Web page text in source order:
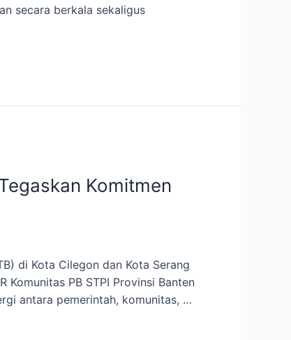
secara berkala sekaligus
Komitmen
di Kota Cilegon dan Kota Serang
PB STPI Provinsi Banten
antara pemerintah, komunitas, …